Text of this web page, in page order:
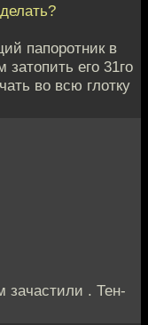
папоротник в
затопить его 31го
во всю глотку
зачастили . Тен-